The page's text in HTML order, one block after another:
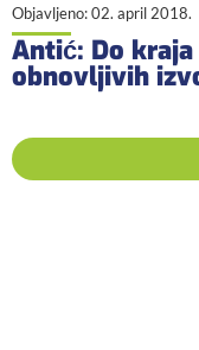
Objavljeno:02. april 2018.
Antić: Do
obnovljivih